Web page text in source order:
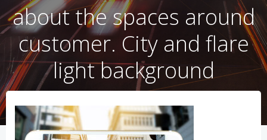
about the spaces around
customer. City and flare
light background